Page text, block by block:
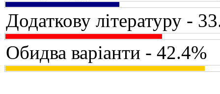
Додаткову літературу -
Обидва варіанти - 42.4%